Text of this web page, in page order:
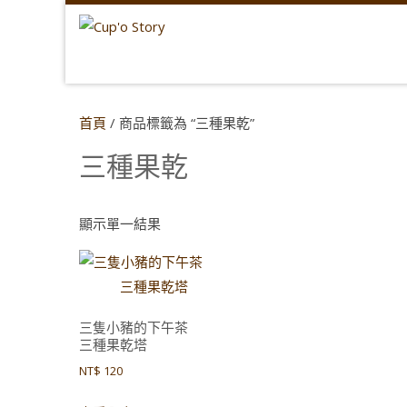
首頁 / 商品標籤為 “三種果乾”
三種果乾
顯示單一結果
三隻小豬的下午茶
三種果乾塔
NT$ 120